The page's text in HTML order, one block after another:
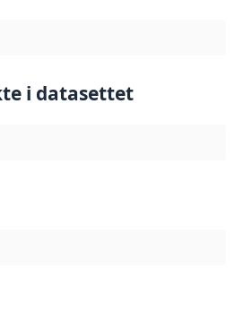
i datasettet